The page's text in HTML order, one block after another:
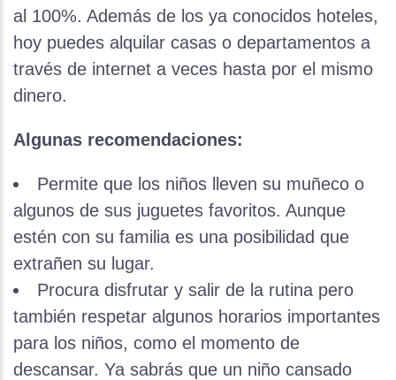
al 100%. Además de los ya conocidos hoteles,
hoy puedes alquilar casas o departamentos a
través de internet a veces hasta por el mismo
dinero.
Algunas recomendaciones:
Permite que los niños lleven su muñeco o
algunos de sus juguetes favoritos. Aunque
estén con su familia es una posibilidad que
extrañen su lugar.
Procura disfrutar y salir de la rutina pero
también respetar algunos horarios importantes
para los niños, como el momento de
descansar. Ya sabrás que un niño cansado